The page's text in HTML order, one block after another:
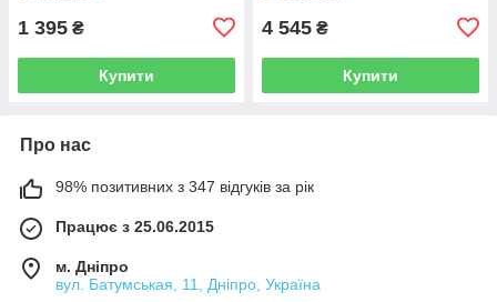
1 395 ₴
Купити
4 545 ₴
Купити
Про нас
98% позитивних з 347 відгуків за рік
Працює з 25.06.2015
м. Дніпро
вул. Батумськая, 11, Дніпро, Україна